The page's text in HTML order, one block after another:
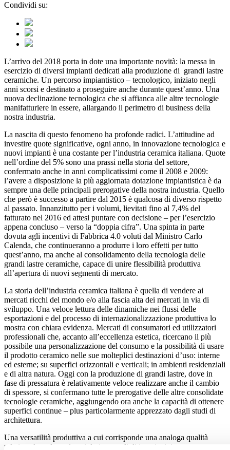
Condividi su:
L’arrivo del 2018 porta in dote una importante novità: la messa in
esercizio di diversi impianti dedicati alla produzione di grandi lastre
ceramiche. Un percorso impiantistico – tecnologico, iniziato negli
anni scorsi e destinato a proseguire anche durante quest’anno. Una
nuova declinazione tecnologica che si affianca alle altre tecnologie
manifatturiere in essere, allargando il perimetro di business della
nostra industria.
La nascita di questo fenomeno ha profonde radici. L’attitudine ad
investire quote significative, ogni anno, in innovazione tecnologica e
nuovi impianti è una costante per l’industria ceramica italiana. Quote
nell’ordine del 5% sono una prassi nella storia del settore,
confermato anche in anni complicatissimi come il 2008 e 2009:
l’avere a disposizione la più aggiornata dotazione impiantistica è da
sempre una delle principali prerogative della nostra industria. Quello
che però è successo a partire dal 2015 è qualcosa di diverso rispetto
al passato. Innanzitutto per i volumi, lievitati fino al 7,4% del
fatturato nel 2016 ed attesi puntare con decisione – per l’esercizio
appena concluso – verso la “doppia cifra”. Una spinta in parte
dovuta agli incentivi di Fabbrica 4.0 voluti dal Ministro Carlo
Calenda, che continueranno a produrre i loro effetti per tutto
quest’anno, ma anche al consolidamento della tecnologia delle
grandi lastre ceramiche, capace di unire flessibilità produttiva
all’apertura di nuovi segmenti di mercato.
La storia dell’industria ceramica italiana è quella di vendere ai
mercati ricchi del mondo e/o alla fascia alta dei mercati in via di
sviluppo. Una veloce lettura delle dinamiche nei flussi delle
esportazioni e del processo di internazionalizzazione produttiva lo
mostra con chiara evidenza. Mercati di consumatori ed utilizzatori
professionali che, accanto all’eccellenza estetica, ricercano il più
possibile una personalizzazione del consumo e la possibilità di usare
il prodotto ceramico nelle sue molteplici destinazioni d’uso: interne
ed esterne; su superfici orizzontali e verticali; in ambienti residenziali
e di altra natura. Oggi con la produzione di grandi lastre, dove in
fase di pressatura è relativamente veloce realizzare anche il cambio
di spessore, si confermano tutte le prerogative delle altre consolidate
tecnologie ceramiche, aggiungendo ora anche la capacità di ottenere
superfici continue – plus particolarmente apprezzato dagli studi di
architettura.
Una versatilità produttiva a cui corrisponde una analoga qualità
relativa al prodotto, le cui doti generali di inerzia, igiene,